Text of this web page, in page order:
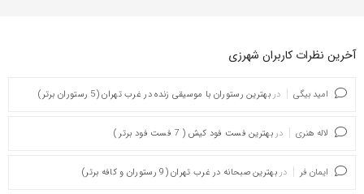
آخرین نظرات کاربران شهرزی
امید بیگی در بهترین رستوران با موسیقی زنده در غرب تهران (5 رستوران برتر)
لاله هنری در بهترین فست فود کیش ( 7 فست فود برتر )
ایمان فر در بهترین صبحانه در غرب تهران (9 رستوران و کافه برتر)